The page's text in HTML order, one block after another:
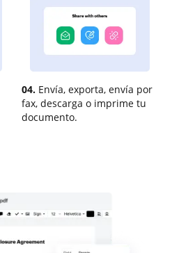
04. Envía, exporta, envía por
fax, descarga o imprime tu
documento.